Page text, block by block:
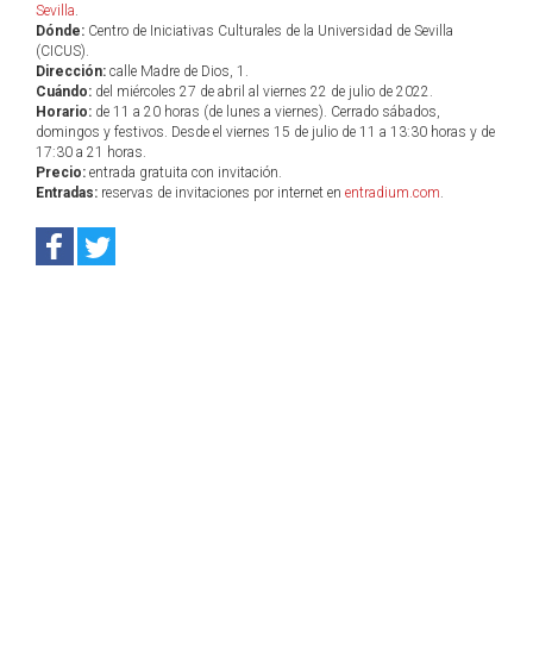
Sevilla.
Dónde: Centro de Iniciativas Culturales de la Universidad de Sevilla
(CICUS).
Dirección: calle Madre de Dios, 1.
Cuándo: del miércoles 27 de abril al viernes 22 de julio de 2022.
Horario: de 11 a 20 horas (de lunes a viernes). Cerrado sábados,
domingos y festivos. Desde el viernes 15 de julio de 11 a 13:30 horas y de
17:30 a 21 horas.
Precio: entrada gratuita con invitación.
Entradas: reservas de invitaciones por internet en entradium.com.